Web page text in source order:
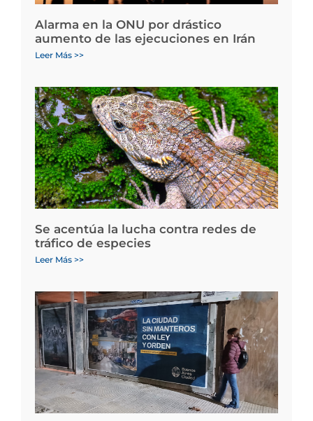
Alarma en la ONU por drástico
aumento de las ejecuciones en Irán
Leer Más >>
Se acentúa la lucha contra redes de
tráfico de especies
Leer Más >>